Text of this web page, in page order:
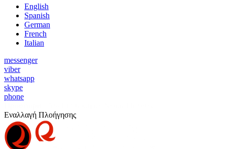
English
Spanish
German
French
Italian
messenger
viber
whatsapp
skype
phone
Εναλλαγή Πλοήγησης